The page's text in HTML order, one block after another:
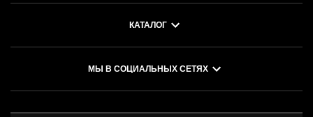
КАТАЛОГ
МЫ В СОЦИАЛЬНЫХ СЕТЯХ